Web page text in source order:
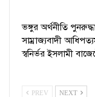
ভঙ্গুর অর্থনীতি
সাম্রাজ্যবাদী
স্বনির্ভর ইসলামী
PREV NEXT